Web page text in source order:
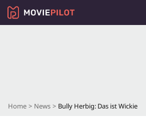
Home News Bully Herbig: Das ist Wickie